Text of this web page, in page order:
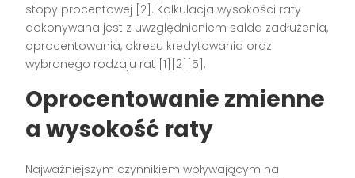
stopy procentowej [2] . Kalkulacja wysokości raty
dokonywana jest z uwzględnieniem salda zadłużenia,
oprocentowania, okresu kredytowania oraz
wybranego rodzaju rat [1][2][5] .
Oprocentowanie zmienne
a wysokość raty
Najważniejszym czynnikiem wpływającym na